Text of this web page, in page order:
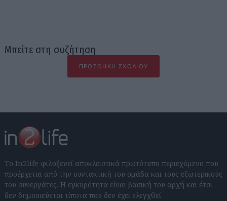
Μπείτε στη συζήτηση
ΠΡΟΣΘΉΚΗ ΣΧΟΛΊΟΥ
Το In2life φιλοξενεί αποκλειστικά πρωτότυπο περιεχόμενο που
προέρχεται από την συντακτική του ομάδα και τους εξωτερικούς
του συνεργάτες. Η εγκυρότητα είναι βασική του αρχή και έτσι
δεν δημοσιεύεται τίποτα που δεν έχει ελεγχθεί.